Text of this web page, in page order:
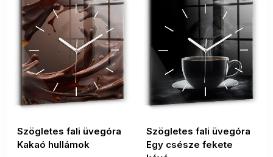
Szögletes fali üvegóra
Kakaó hullámok
Szögletes fali üvegóra
Egy csésze fekete